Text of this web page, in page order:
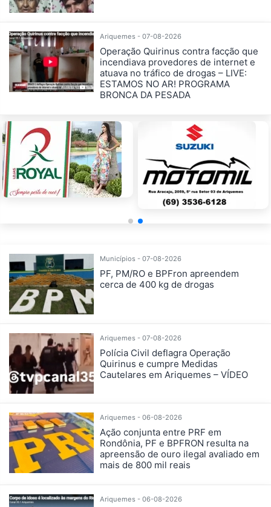
Ariquemes - 07-08-2026
Operação Quirinus contra facção que
incendiava provedores de internet e
atuava no tráfico de drogas – LIVE:
ESTAMOS NO AR! PROGRAMA
BRONCA DA PESADA
Municípios - 07-08-2026
PF, PM/RO e BPFron apreendem
cerca de 400 kg de drogas
Ariquemes - 07-08-2026
Polícia Civil deflagra Operação
Quirinus e cumpre Medidas
Cautelares em Ariquemes – VÍDEO
Ariquemes - 06-08-2026
Ação conjunta entre PRF em
Rondônia, PF e BPFRON resulta na
apreensão de ouro ilegal avaliado em
mais de 800 mil reais
Ariquemes - 06-08-2026